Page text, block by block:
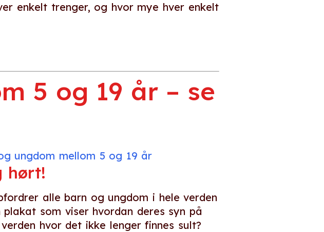
enkelt trenger, og hvor mye hver enkelt
5 og 19 år – se
ungdom mellom 5 og 19 år
hørt!
alle barn og ungdom i hele verden
som viser hvordan deres syn på
hvor det ikke lenger finnes sult?